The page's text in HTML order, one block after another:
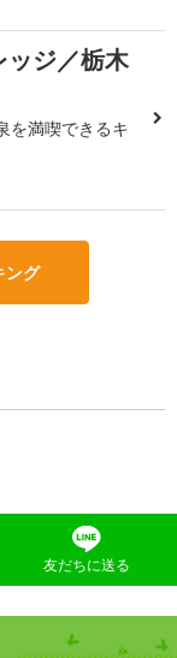
ッジ／栃木
を満喫できるキ
ング
友だちに送る